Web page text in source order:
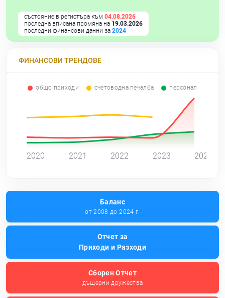
състояние в регистъра към 04.08.2026
последна вписана промяна на 19.03.2026
последни финансови данни за 2024
ФИНАНСОВИ ТРЕНДОВЕ
общо приходи счетоводна печалба персонал
2020 2021 2022 2023 2024
Баланс
от 2008 до 2024 г.
Отчет за
Приходи и Разходи
Сборен Отчет
дъщерни дружества